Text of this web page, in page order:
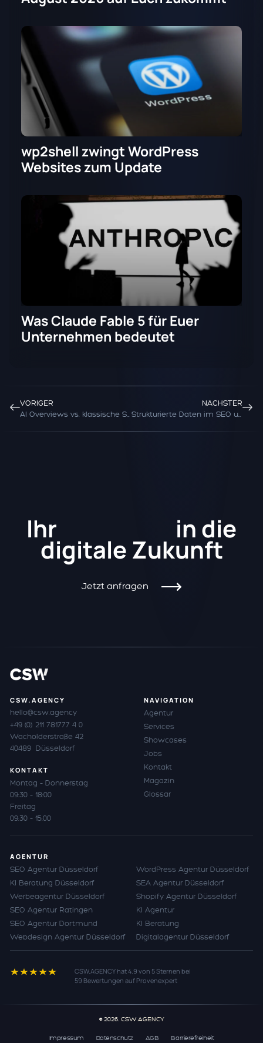
wp2shell zwingt WordPress
Websites zum Update
Was Claude Fable 5 für Euer
Unternehmen bedeutet
VORIGER
AI Overviews vs. klassische SERPs: Änderungen der User-Journey
NÄCHSTER
Strukturierte Daten im SEO und in KI-Suchen
Ihr in die
digitale Zukunft
Jetzt anfragen
CSW.AGENCY
hello@csw.agency
+49 (0) 211 781777 4 0
Wacholderstraße 42
40489 Düsseldorf
KONTAKT
Montag – Donnerstag
09:30 – 18:00
Freitag
09:30 – 15:00
NAVIGATION
Agentur
Services
Showcases
Jobs
Kontakt
Magazin
Glossar
AGENTUR
SEO Agentur Düsseldorf
KI Beratung Düsseldorf
Werbeagentur Düsseldorf
SEO Agentur Ratingen
SEO Agentur Dortmund
Webdesign Agentur Düsseldorf
WordPress Agentur Düsseldorf
SEA Agentur Düsseldorf
Shopify Agentur Düsseldorf
KI Agentur
KI Beratung
Digitalagentur Düsseldorf
CSW.AGENCY hat4.9 von 5Sternen bei
59 Bewertungen auf Provenexpert
© 2026. CSW.AGENCY
Impressum Datenschutz AGB Barrierefreiheit